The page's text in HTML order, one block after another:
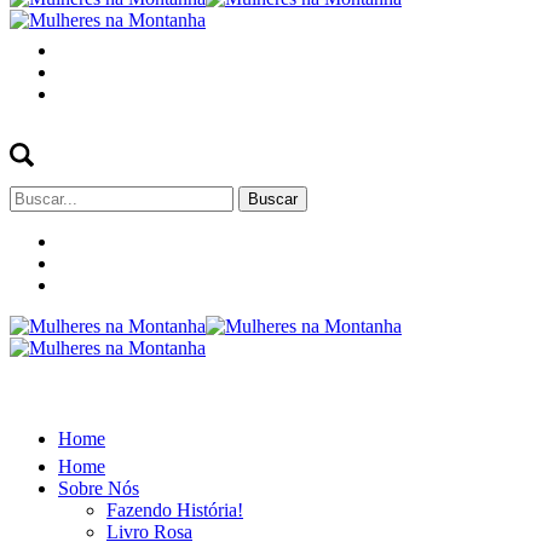
Buscar
por:
Home
Home
Sobre Nós
Fazendo História!
Livro Rosa